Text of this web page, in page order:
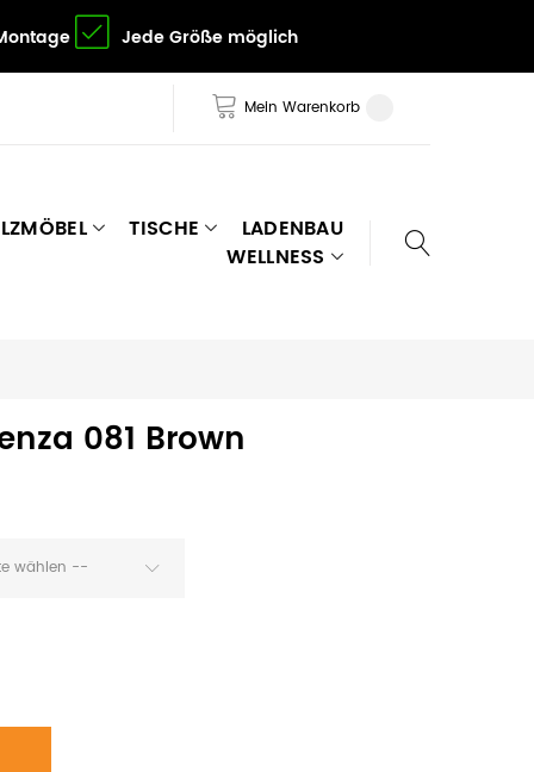
Jede Größe möglich
Mein Warenkorb
TISCHE
LADENBAU
WELLNESS
081 Brown
wählen --